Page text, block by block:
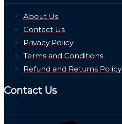
About Us
Contact Us
Privacy Policy
Terms and Conditions
Refund and Returns Policy
Contact Us